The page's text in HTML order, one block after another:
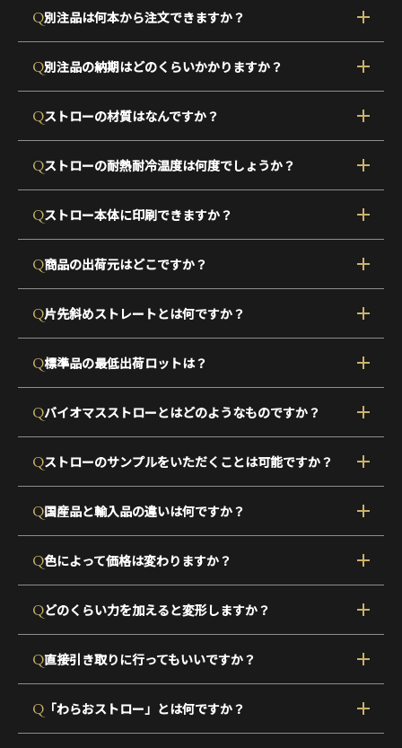
Q別注品は何本から注文できますか？
Q別注品の納期はどのくらいかかりますか？
Qストローの材質はなんですか？
Qストローの耐熱耐冷温度は何度でしょうか？
Qストロー本体に印刷できますか？
Q商品の出荷元はどこですか？
Q片先斜めストレートとは何ですか？
Q標準品の最低出荷ロットは？
Qバイオマスストローとはどのようなものですか？
Qストローのサンプルをいただくことは可能ですか？
Q国産品と輸入品の違いは何ですか？
Q色によって価格は変わりますか？
Qどのくらい力を加えると変形しますか？
Q直接引き取りに行ってもいいですか？
Q 「わらおストロー」とは何ですか？